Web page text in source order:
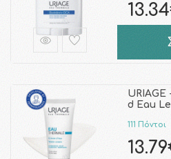
d Eau
111 Πόντοι